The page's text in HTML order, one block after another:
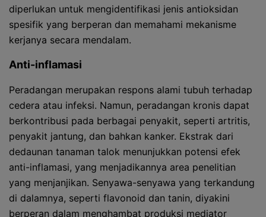
diperlukan untuk mengidentifikasi jenis antioksidan
spesifik yang berperan dan memahami mekanisme
kerjanya secara mendalam.
Anti-inflamasi
Peradangan merupakan respons alami tubuh terhadap
cedera atau infeksi. Namun, peradangan kronis dapat
berkontribusi pada berbagai penyakit, seperti artritis,
penyakit jantung, dan bahkan kanker. Ekstrak dari
dedaunan tanaman talok menunjukkan potensi efek
anti-inflamasi, yang menjadikannya area penelitian
yang menjanjikan. Senyawa-senyawa yang terkandung
di dalamnya, seperti flavonoid dan tanin, diyakini
berperan dalam menghambat produksi mediator